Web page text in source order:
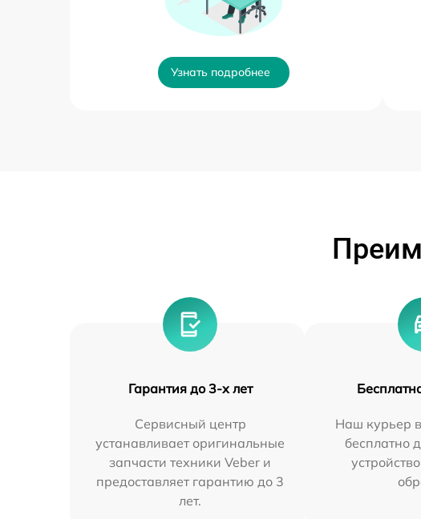
Узнать подробнее
Гарантия до 3-х лет
Сервисный центр
устанавливает оригинальные
запчасти техники Veber и
предоставляет гарантию до 3
лет.
Наш курьер
бесплатно